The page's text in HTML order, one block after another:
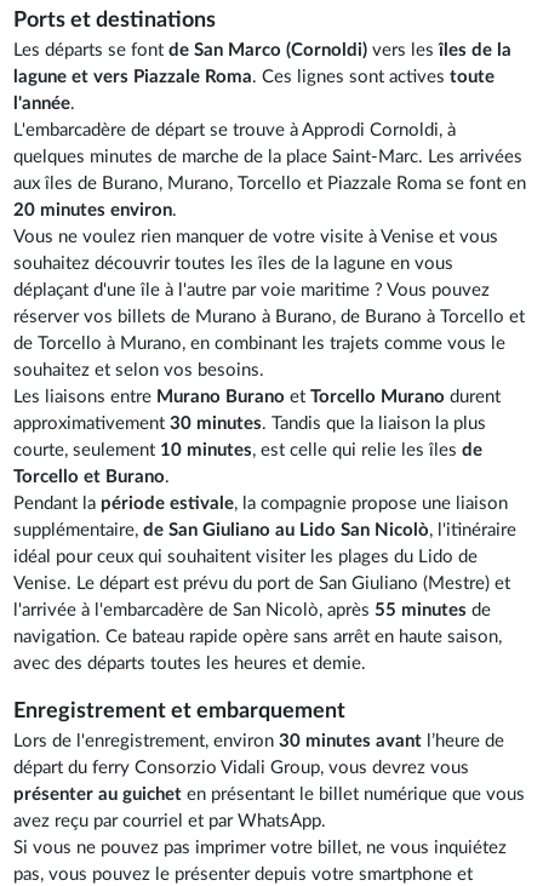
Ports et destinations
Les départs se fontde San Marco (Cornoldi) vers les îles de la
lagune et vers Piazzale Roma. Ces lignes sont activestoute
l'année.
L'embarcadère de départ se trouve à Approdi Cornoldi, à
quelques minutes de marche de la place Saint-Marc. Les arrivées
aux îles de Burano, Murano, Torcello et Piazzale Roma se font en
20 minutes environ.
Vous ne voulez rien manquer de votre visite à Venise et vous
souhaitez découvrir toutes les îles de la lagune en vous
déplaçant d'une île à l'autre par voie maritime ? Vous pouvez
réserver vos billets de Murano à Burano, de Burano à Torcello et
de Torcello à Murano, en combinant les trajets comme vous le
souhaitez et selon vos besoins.
Les liaisons entre Murano BuranoetTorcello Murano durent
approximativement30 minutes. Tandis que la liaison la plus
courte, seulement 10 minutes, est celle qui relie les îlesde
Torcello et Burano.
Pendant la période estivale, la compagnie propose une liaison
supplémentaire,de San Giuliano au Lido San Nicolò, l'itinéraire
idéal pour ceux qui souhaitent visiter les plages du Lido de
Venise. Le départ est prévu du port de San Giuliano (Mestre) et
l'arrivée à l'embarcadère de San Nicolò, après55 minutes de
navigation. Ce bateau rapide opère sans arrêt en haute saison,
avec des départs toutes les heures et demie.
Enregistrement et embarquement
Lors de l'enregistrement, environ30 minutes avant l’heure de
départ du ferry Consorzio Vidali Group, vous devrez vous
présenter au guicheten présentant le billet numérique que vous
avez reçu par courriel et par WhatsApp.
Si vous ne pouvez pas imprimer votre billet, ne vous inquiétez
pas, vous pouvez le présenter depuis votre smartphone et